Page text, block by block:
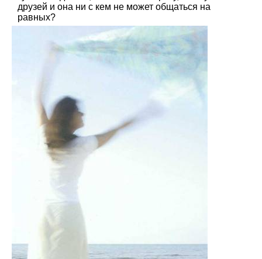
друзей и она ни с кем не может общаться на
равных?